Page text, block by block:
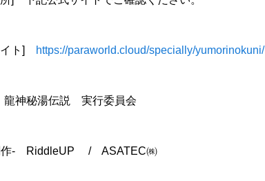
イト] https://paraworld.cloud/specially/yumorinokuni/
神秘湯伝説 実行委員会
作- RiddleUP / ASATEC㈱